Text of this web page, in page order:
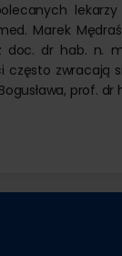
Marek
doc. dr hab. n.
zwracają
prof. dr